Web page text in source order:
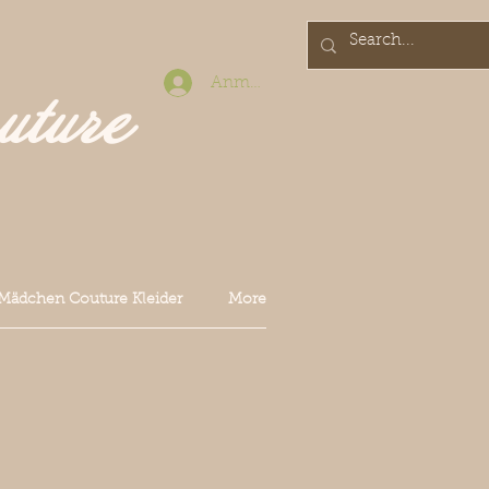
Anmelden
Couture Kleider More